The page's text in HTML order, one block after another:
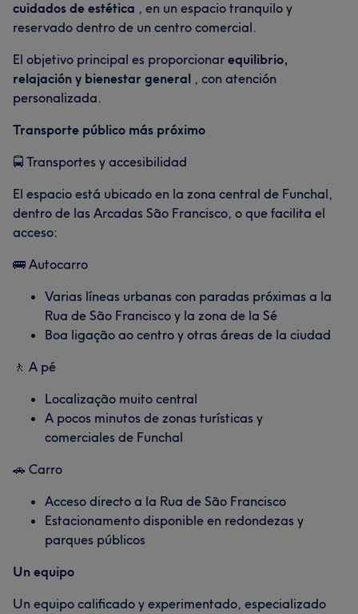
cuidados de estética , en un espacio tranquilo y
reservado dentro de un centro comercial.
El objetivo principal es proporcionar equilibrio,
relajación y bienestar general , con atención
personalizada.
Transporte público más próximo
🚍 Transportes y accesibilidad
El espacio está ubicado en la zona central de Funchal,
dentro de las Arcadas São Francisco, o que facilita el
acceso:
🚌 Autocarro
Varias líneas urbanas con paradas próximas a la
Rua de São Francisco y la zona de la Sé
Boa ligação ao centro y otras áreas de la ciudad
🚶 A pé
Localização muito central
A pocos minutos de zonas turísticas y
comerciales de Funchal
🚗 Carro
Acceso directo a la Rua de São Francisco
Estacionamento disponible en redondezas y
parques públicos
Un equipo
Un equipo calificado y experimentado, especializado